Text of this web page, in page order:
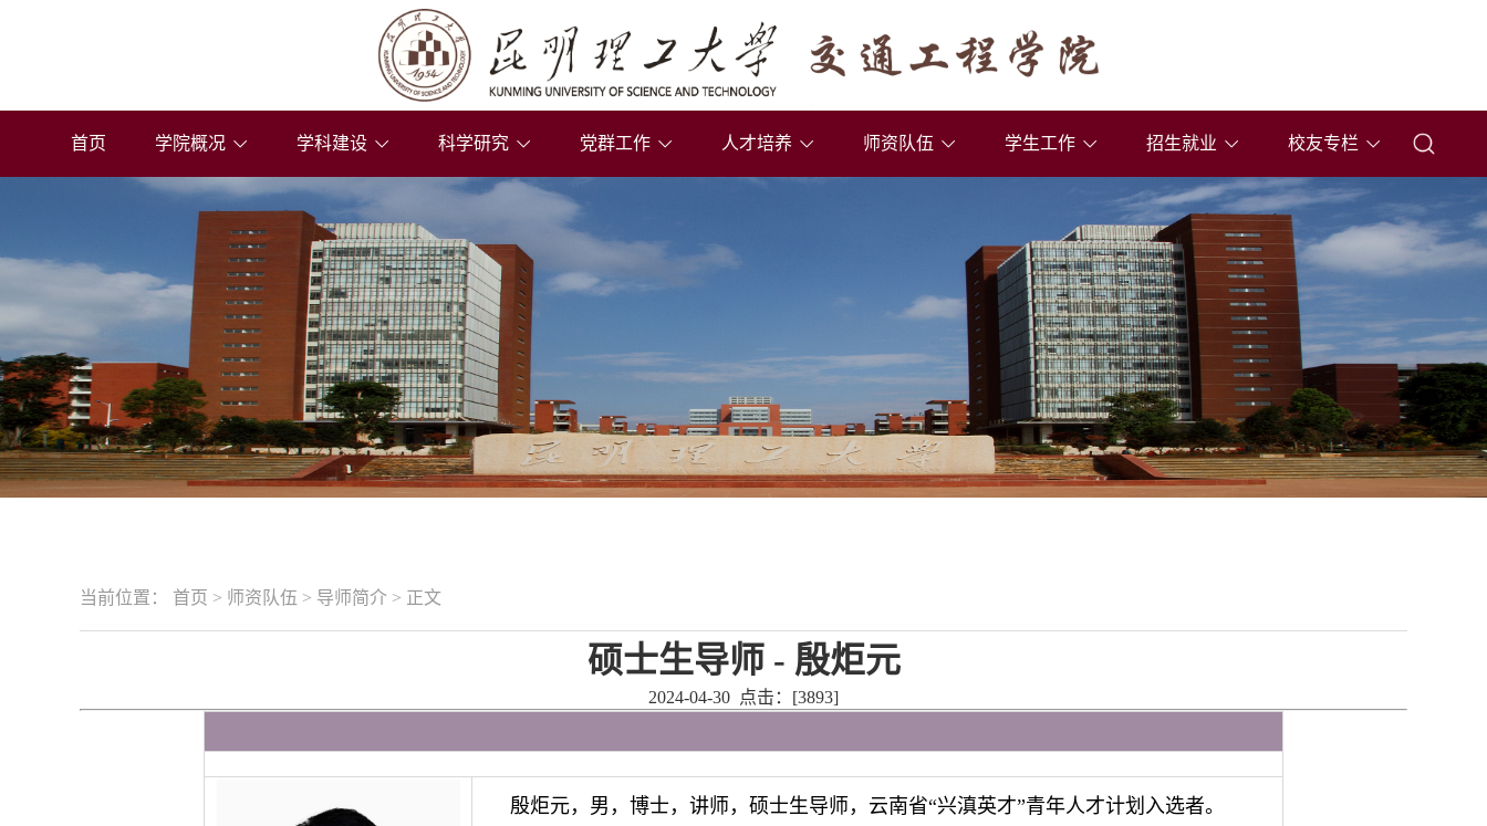
首页 学院概况 学科建设 科学研究 党群工作 人才培养 师资队伍 学生工作 招生就业 校友专栏
当前位置： 首页 > 师资队伍 > 导师简介 > 正文
硕士生导师 - 殷炬元
2024-04-30 点击：[3893]
殷炬元，男，博士，讲师，硕士生导师，云南省“兴滇英才”青年人才计划入选者。